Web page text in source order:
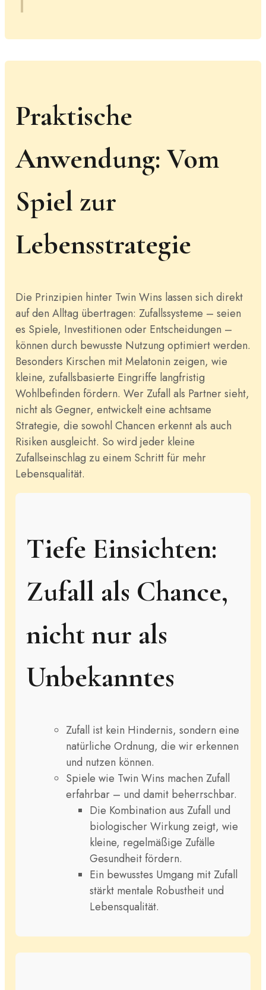
Praktische
Anwendung: Vom
Spiel zur
Lebensstrategie
Die Prinzipien hinter Twin Wins lassen sich direkt
auf den Alltag übertragen: Zufallssysteme – seien
es Spiele, Investitionen oder Entscheidungen –
können durch bewusste Nutzung optimiert werden.
Besonders Kirschen mit Melatonin zeigen, wie
kleine, zufallsbasierte Eingriffe langfristig
Wohlbefinden fördern. Wer Zufall als Partner sieht,
nicht als Gegner, entwickelt eine achtsame
Strategie, die sowohl Chancen erkennt als auch
Risiken ausgleicht. So wird jeder kleine
Zufallseinschlag zu einem Schritt für mehr
Lebensqualität.
Tiefe Einsichten:
Zufall als Chance,
nicht nur als
Unbekanntes
Zufall ist kein Hindernis, sondern eine
natürliche Ordnung, die wir erkennen
und nutzen können.
Spiele wie Twin Wins machen Zufall
erfahrbar – und damit beherrschbar.
Die Kombination aus Zufall und
biologischer Wirkung zeigt, wie
kleine, regelmäßige Zufälle
Gesundheit fördern.
Ein bewusstes Umgang mit Zufall
stärkt mentale Robustheit und
Lebensqualität.